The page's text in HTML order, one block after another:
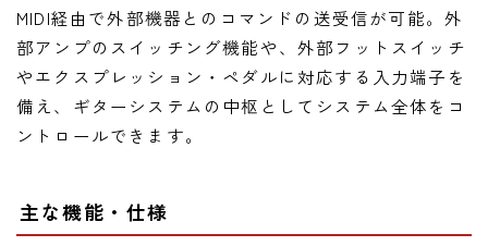
MIDI経由で外部機器とのコマンドの送受信が可能。外
部アンプのスイッチング機能や、外部フットスイッチ
やエクスプレッション・ペダルに対応する入力端子を
備え、ギターシステムの中枢としてシステム全体をコ
ントロールできます。
主な機能・仕様